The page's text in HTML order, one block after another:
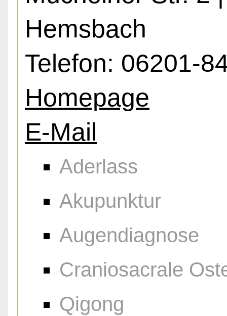
Hemsbach
Telefon: 06201-
Homepage
E-Mail
Aderlass
Akupunktur
Augendiagnose
Craniosacrale
Qigong